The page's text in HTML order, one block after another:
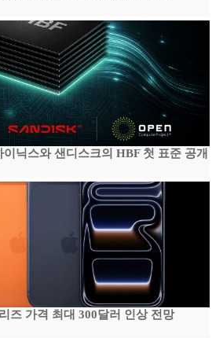
닉스와 샌디스크의 HBF 첫 표준 공개
즈 가격 최대 300달러 인상 전망